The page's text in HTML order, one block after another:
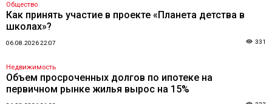
Общество
Как принять участие в проекте «Планета детства в
школах»?
06.08.2026 22:07 331
Недвижимость
Объем просроченных долгов по ипотеке на
первичном рынке жилья вырос на 15%